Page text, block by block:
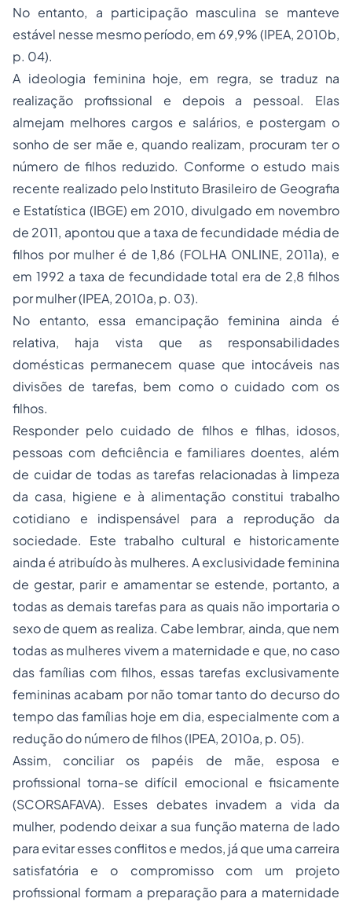
No entanto, a participação masculina se manteve
estável nesse mesmo período, em 69,9% (IPEA, 2010b,
p. 04).
A ideologia feminina hoje, em regra, se traduz na
realização profissional e depois a pessoal. Elas
almejam melhores cargos e salários, e postergam o
sonho de ser mãe e, quando realizam, procuram ter o
número de filhos reduzido. Conforme o estudo mais
recente realizado pelo Instituto Brasileiro de Geografia
e Estatística (IBGE) em 2010, divulgado em novembro
de 2011, apontou que a taxa de fecundidade média de
filhos por mulher é de 1,86 (FOLHA ONLINE, 2011a), e
em 1992 a taxa de fecundidade total era de 2,8 filhos
por mulher (IPEA, 2010a, p. 03).
No entanto, essa emancipação feminina ainda é
relativa, haja vista que as responsabilidades
domésticas permanecem quase que intocáveis nas
divisões de tarefas, bem como o cuidado com os
filhos.
Responder pelo cuidado de filhos e filhas, idosos,
pessoas com deficiência e familiares doentes, além
de cuidar de todas as tarefas relacionadas à limpeza
da casa, higiene e à alimentação constitui trabalho
cotidiano e indispensável para a reprodução da
sociedade. Este trabalho cultural e historicamente
ainda é atribuído às mulheres. A exclusividade feminina
de gestar, parir e amamentar se estende, portanto, a
todas as demais tarefas para as quais não importaria o
sexo de quem as realiza. Cabe lembrar, ainda, que nem
todas as mulheres vivem a maternidade e que, no caso
das famílias com filhos, essas tarefas exclusivamente
femininas acabam por não tomar tanto do decurso do
tempo das famílias hoje em dia, especialmente com a
redução do número de filhos (IPEA, 2010a, p. 05).
Assim, conciliar os papéis de mãe, esposa e
profissional torna-se difícil emocional e fisicamente
(SCORSAFAVA). Esses debates invadem a vida da
mulher, podendo deixar a sua função materna de lado
para evitar esses conflitos e medos, já que uma carreira
satisfatória e o compromisso com um projeto
profissional formam a preparação para a maternidade